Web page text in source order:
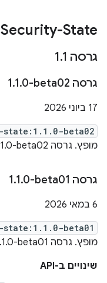
Security-State
גרסה 1 .1
גרסה ‎1 .1.0-beta02
‫17 ביוני 2026
beta02
מופץ. גרסה ‎1.1.0-beta02 מכילה את
גרסה ‎1 .1.0-beta01
‫6 במאי 2026
beta01
מופץ. גרסה ‎1.1.0-beta01 מכילה את
שינויים ב-API